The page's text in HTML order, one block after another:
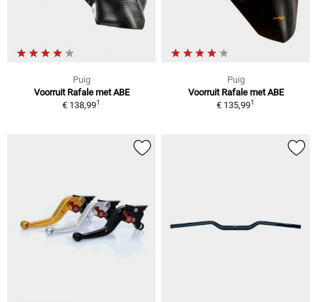
Puig
Voorruit Rafale met ABE
€ 138,991
Puig
Voorruit Rafale met ABE
€ 135,991